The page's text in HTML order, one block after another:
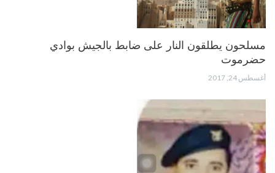
مسلحون يطلقون النار على ضابط بالجيش بوادي
حضرموت
أغسطس 24, 2017